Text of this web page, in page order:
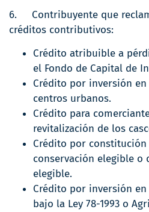
6. Contribuyente que
créditos contributivos:
Crédito atribuible a
el Fondo de Capital de
Crédito por inversión
centros urbanos.
Crédito para
revitalización de los
Crédito por
conservación elegible o
elegible.
Crédito por inversión
bajo la Ley 78-1993 o